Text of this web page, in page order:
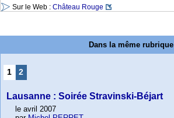
Sur le Web : Château Rouge
Dans la même rubrique
1 2
Lausanne : Soirée Stravinski-Béjart
le avril 2007